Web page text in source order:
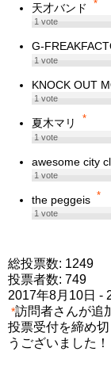
天才バンド *
1vote
G-
1vote
KNOCK OUT
1vote
夏木マリ *
1vote
awesome city
1vote
the peggeis *
1vote
総投票数: 1249
投票者数: 749
2017年8月10日 -
*訪問者さんが追
投票受付を締め
うございました！